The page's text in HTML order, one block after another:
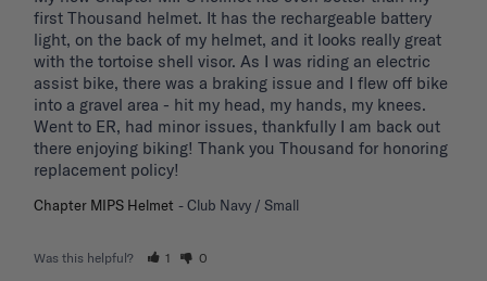
first Thousand helmet. It has the rechargeable battery
light, on the back of my helmet, and it looks really great
with the tortoise shell visor. As I was riding an electric
assist bike, there was a braking issue and I flew off bike
into a gravel area - hit my head, my hands, my knees.
Went to ER, had minor issues, thankfully I am back out
there enjoying biking! Thank you Thousand for honoring
replacement policy!
Chapter MIPS Helmet Club Navy / Small
Was this helpful? 1 0